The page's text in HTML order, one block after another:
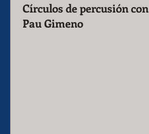
Círculos de percusión con
Pau Gimeno